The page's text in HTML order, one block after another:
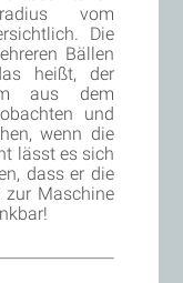
vom
Die
Bällen
heißt, der
aus dem
und
wenn die
lässt es sich
dass er die
Maschine